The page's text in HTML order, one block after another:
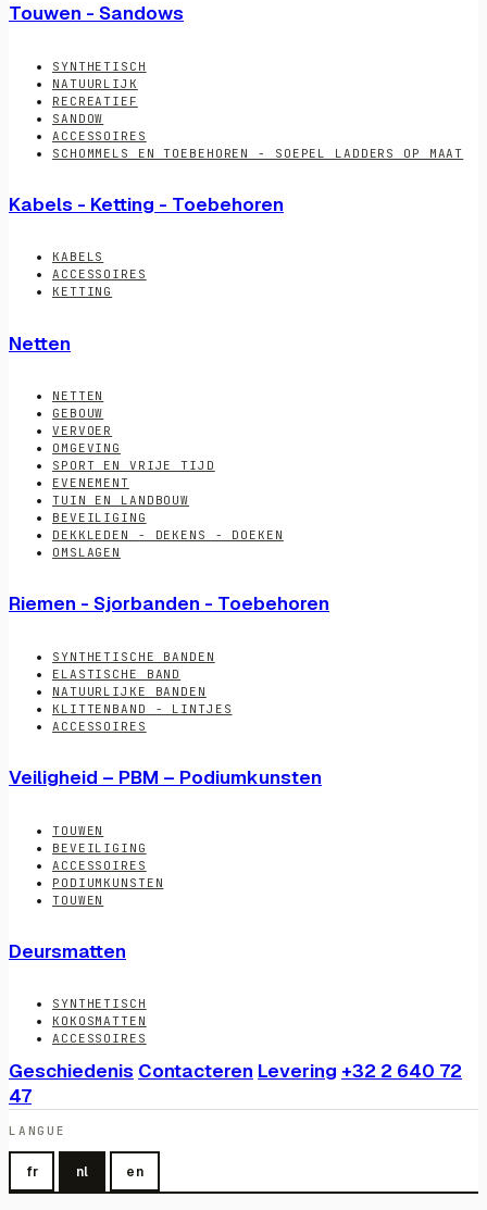
Touwen - Sandows
SYNTHETISCH
NATUURLIJK
RECREATIEF
SANDOW
ACCESSOIRES
SCHOMMELS EN TOEBEHOREN - SOEPEL LADDERS OP MAAT
Kabels - Ketting - Toebehoren
KABELS
ACCESSOIRES
KETTING
Netten
NETTEN
GEBOUW
VERVOER
OMGEVING
SPORT EN VRIJE TIJD
EVENEMENT
TUIN EN LANDBOUW
BEVEILIGING
DEKKLEDEN - DEKENS - DOEKEN
OMSLAGEN
Riemen - Sjorbanden - Toebehoren
SYNTHETISCHE BANDEN
ELASTISCHE BAND
NATUURLIJKE BANDEN
KLITTENBAND - LINTJES
ACCESSOIRES
Veiligheid – PBM – Podiumkunsten
TOUWEN
BEVEILIGING
ACCESSOIRES
PODIUMKUNSTEN
TOUWEN
Deursmatten
SYNTHETISCH
KOKOSMATTEN
ACCESSOIRES
Geschiedenis Contacteren Levering +32 2 640 72
47
LANGUE
fr nl en